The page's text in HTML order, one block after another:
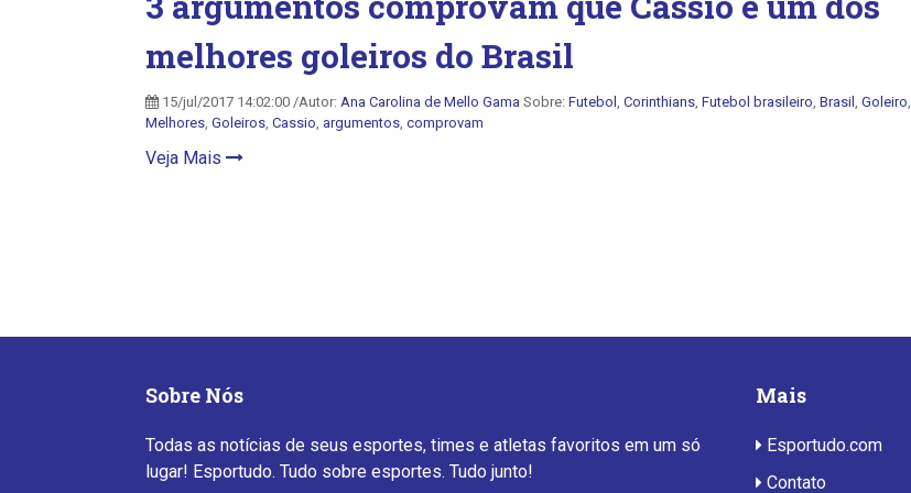
melhores goleiros do Brasil
15/jul/2017 14:02:00 /Autor: Ana Carolina de Mello Gama Sobre: Futebol , Corinthians, Futebol brasileiro, Brasil , Goleiro,
Melhores, Goleiros, Cassio, argumentos, comprovam
Veja Mais
Sobre Nós
Todas as notícias de seus esportes, times e atletas favoritos em um só
lugar! Esportudo. Tudo sobre esportes. Tudo junto!
Mais
Esportudo.com
Contato